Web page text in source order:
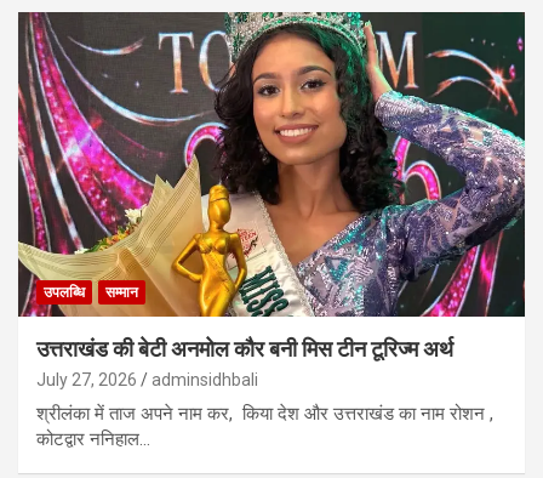
उपलब्धि सम्मान
उत्तराखंड की बेटी अनमोल कौर बनी मिस टीन टूरिज्म अर्थ
July 27, 2026 adminsidhbali
श्रीलंका में ताज अपने नाम कर, किया देश और उत्तराखंड का नाम रोशन ,
कोटद्वार ननिहाल…